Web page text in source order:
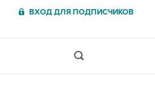
ВХОД ДЛЯ ПОДПИСЧИКОВ